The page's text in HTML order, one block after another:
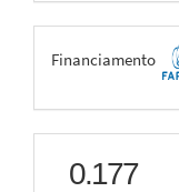
FAPEMIG
Financiamento
scimago
0.177